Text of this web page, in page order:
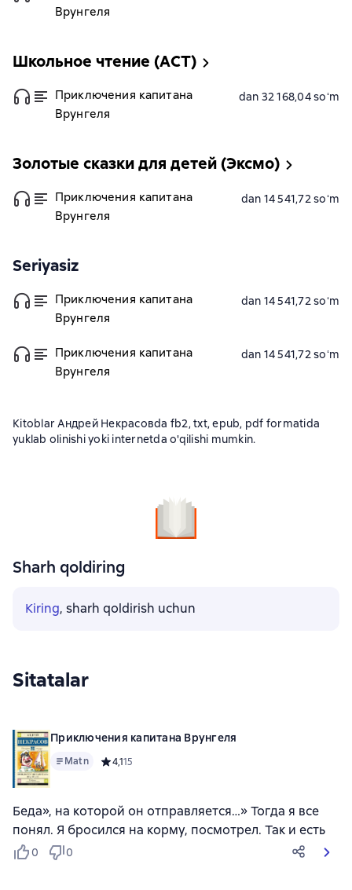
Врунгеля
Школьное чтение (АСТ)
Приключения капитана
Врунгеля
dan 32 168,04 soʻm
Золотые сказки для детей (Эксмо)
Приключения капитана
Врунгеля
dan 14 541,72 soʻm
Seriyasiz
Приключения капитана
Врунгеля
dan 14 541,72 soʻm
Приключения капитана
Врунгеля
dan 14 541,72 soʻm
Kitoblar Андрей Некрасовda fb2, txt, epub, pdf formatida
yuklab olinishi yoki internetda o'qilishi mumkin.
Sharh qoldiring
Kiring, sharh qoldirish uchun
Sitatalar
Приключения капитана Врунгеля
Matn Средний рейтинг 4,1 на основе 15 оценок
4,115
Беда», на которой он отправляется…» Тогда я все
понял. Я бросился на корму, посмотрел. Так и есть
0 0